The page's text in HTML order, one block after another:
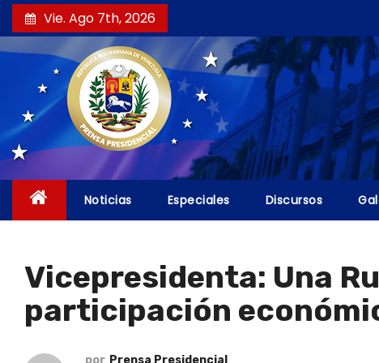
a
l
Vie. Ago 7th, 2026
Noticias Especiales Discursos
Vicepresidenta: Una
participación
por Prensa Presidencial